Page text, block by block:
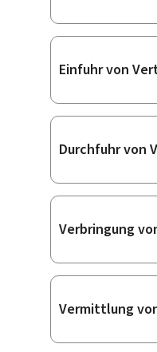
Einfuhr von
Durchfuhr von
Verbringung
Vermittlung